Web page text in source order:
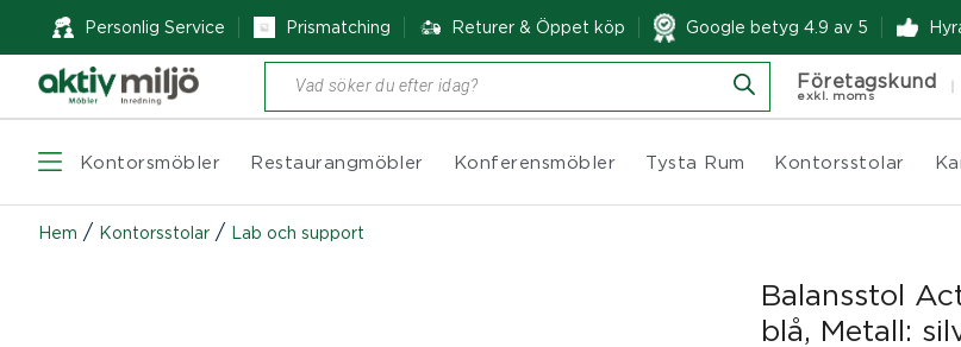
Personlig Service Prismatching Returer & Öppet köp Google betyg 4.9 av 5
Produktsökning Företagskund
exkl. moms
Kontorsmöbler Restaurangmöbler Konferensmöbler Tysta Rum Kontorsstolar
Hem / Kontorsstolar / Lab och support
Balansstol
blå, Metall: